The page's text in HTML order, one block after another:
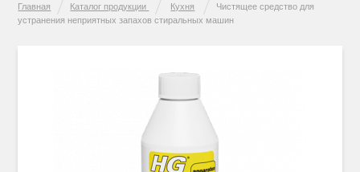
Главная Каталог продукции Кухня
Чистящее средство для
устранения неприятных запахов стиральных машин